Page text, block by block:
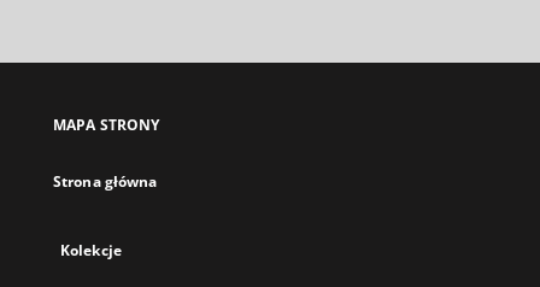
MAPA STRONY
Strona główna
Kolekcje